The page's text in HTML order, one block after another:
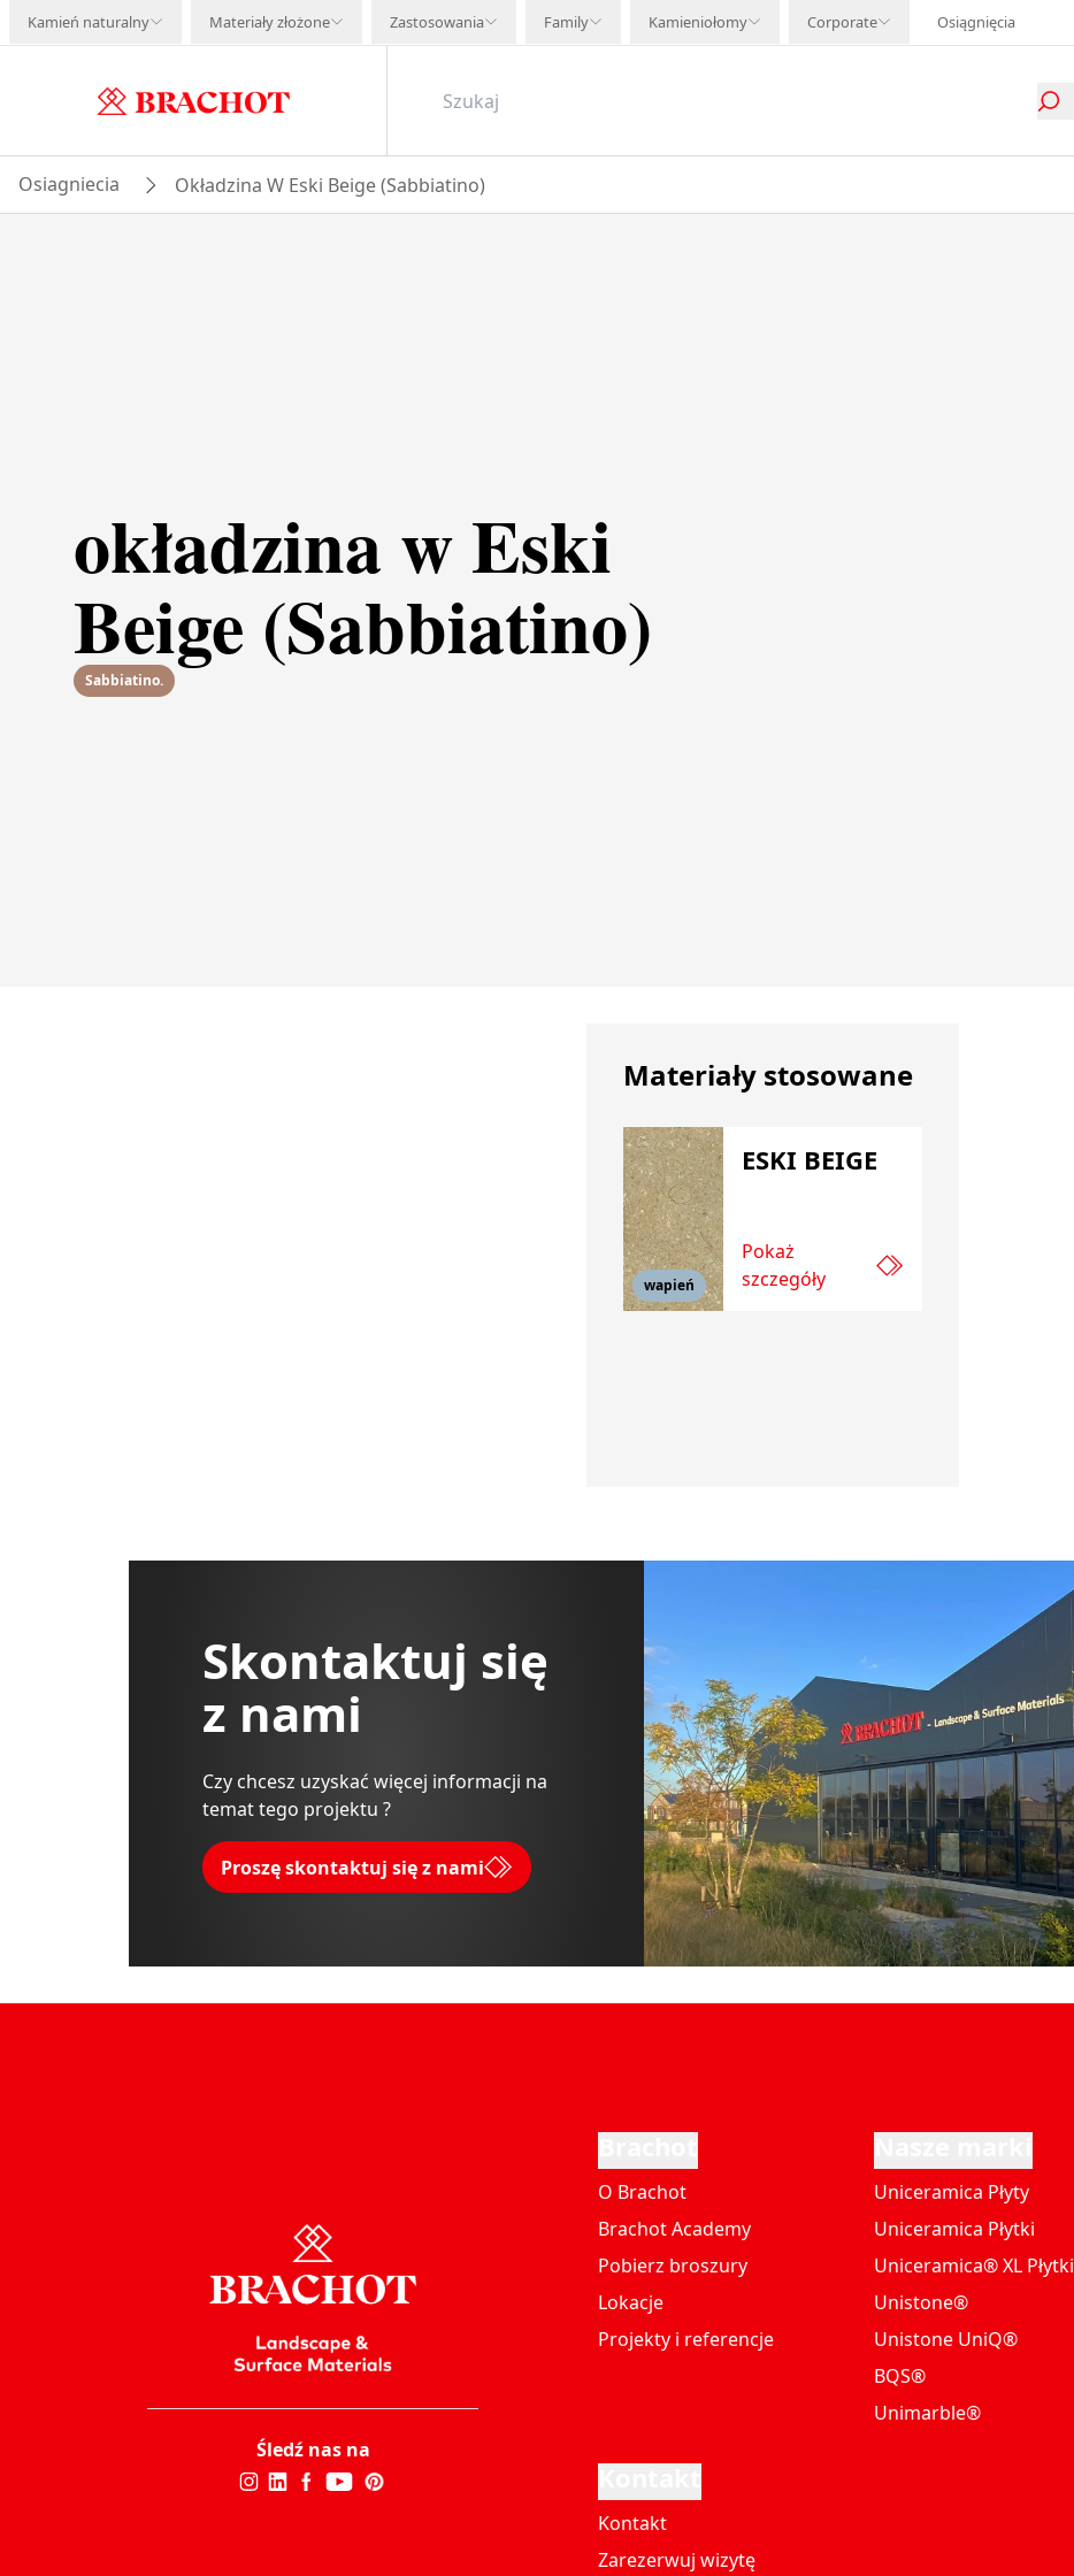
Kamień naturalny Materiały złożone Zastosowania Family Kamieniołomy Corporate Osiągnięcia
Osiagniecia Okładzina W Eski Beige (Sabbiatino)
okładzina w Eski
Beige (Sabbiatino)
Sabbiatino.
Materiały stosowane
wapień
ESKI BEIGE
Pokaż
szczegóły
Skontaktuj się
z nami
Czy chcesz uzyskać więcej informacji na
temat tego projektu ?
Proszę skontaktuj się z nami
Śledź nas na
O Brachot
Brachot Academy
Pobierz broszury
Lokacje
Projekty i referencje
Uniceramica Płyty
Uniceramica Płytki
Uniceramica® XL Płytki
Unistone®
Unistone UniQ®
BQS®
Unimarble®
Kontakt
Zarezerwuj wizytę